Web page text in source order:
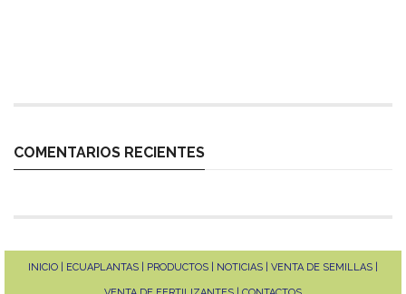
COMENTARIOS RECIENTES
INICIO | ECUAPLANTAS | PRODUCTOS | NOTICIAS | VENTA DE SEMILLAS |